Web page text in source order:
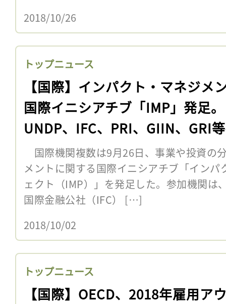
2018/10/26
トップニュース
【国際】インパクト・マネジメ
国際イニシアチブ「IMP」発足。
UNDP、IFC、PRI、GIIN、GRI
国際機関複数は9月26日、事業や投資の
メントに関する国際イニシアチブ「イン
ェクト（IMP）」を発足した。参加機関は
国際金融公社（IFC） […]
2018/10/02
トップニュース
【国際】OECD、2018年雇用ア